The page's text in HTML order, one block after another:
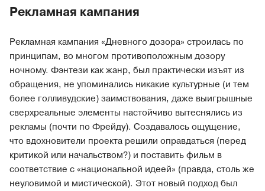
Рекламная кампания
Рекламная кампания «Дневного дозора» строилась по
принципам, во многом противоположным дозору
ночному. Фэнтези как жанр, был практически изъят из
обращения, не упоминались никакие культурные (и тем
более голливудские) заимствования, даже выигрышные
сверхреальные элементы настойчиво вытеснялись из
рекламы (почти по Фрейду). Создавалось ощущение,
что вдохновители проекта решили оправдаться (перед
критикой или начальством?) и поставить фильм в
соответствие с «национальной идеей» (правда, столь же
неуловимой и мистической). Этот новый подход был